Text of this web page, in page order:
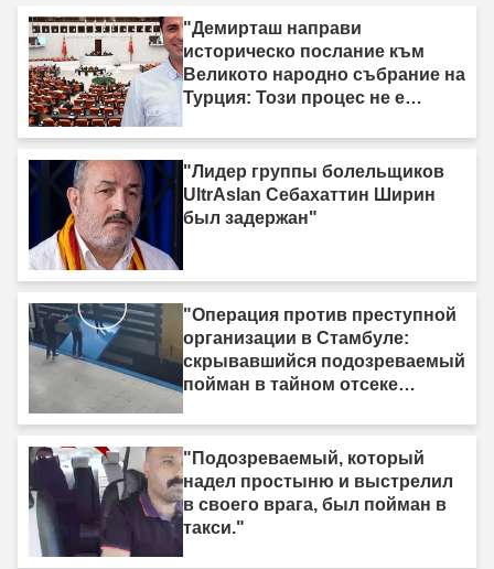
"Демирташ направи
историческо послание към
Великото народно събрание на
Турция: Този процес не е
"Лидер группы болельщиков
UltrAslan Себахаттин Ширин
был задержан"
"Операция против преступной
организации в Стамбуле:
скрывавшийся подозреваемый
пойман в тайном отсеке
"Подозреваемый, который
надел простыню и выстрелил
в своего врага, был пойман в
такси."